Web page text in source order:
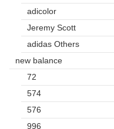
adicolor
Jeremy Scott
adidas Others
new balance
72
574
576
996